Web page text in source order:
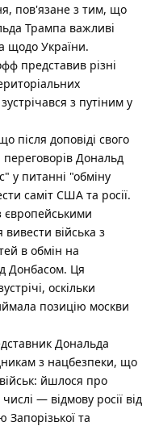
пов'язане з тим, що
Трампа важливі
щодо України.
представив різні
з путіним у
після доповіді свого
Дональд
у питанні "обміну
саміт США та росії.
європейськими
війська з
в обмін на
Донбасом. Ця
оскільки
позицію москви
Дональда
з нацбезпеки, що
йшлося про
— відмову росії від
Запорізької та